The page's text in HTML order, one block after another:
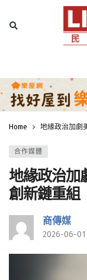
Home 地緣政治加劇
合作媒體
地緣政治加
創新鏈重組
商傳媒
2026-06-01